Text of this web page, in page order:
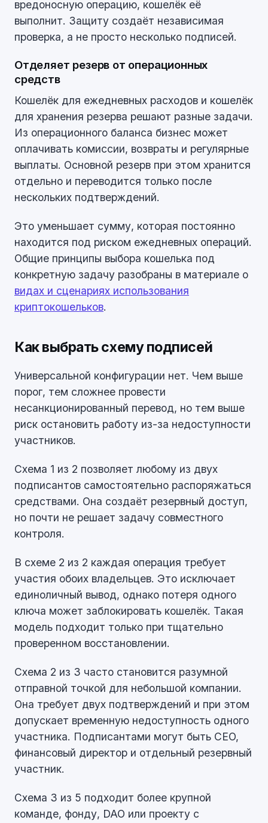
вредоносную операцию, кошелёк её
выполнит. Защиту создаёт независимая
проверка, а не просто несколько подписей.
Отделяет резерв от операционных
средств
Кошелёк для ежедневных расходов и кошелёк
для хранения резерва решают разные задачи.
Из операционного баланса бизнес может
оплачивать комиссии, возвраты и регулярные
выплаты. Основной резерв при этом хранится
отдельно и переводится только после
нескольких подтверждений.
Это уменьшает сумму, которая постоянно
находится под риском ежедневных операций.
Общие принципы выбора кошелька под
конкретную задачу разобраны в материале о
видах и сценариях использования
криптокошельков.
Как выбрать схему подписей
Универсальной конфигурации нет. Чем выше
порог, тем сложнее провести
несанкционированный перевод, но тем выше
риск остановить работу из-за недоступности
участников.
Схема 1 из 2 позволяет любому из двух
подписантов самостоятельно распоряжаться
средствами. Она создаёт резервный доступ,
но почти не решает задачу совместного
контроля.
В схеме 2 из 2 каждая операция требует
участия обоих владельцев. Это исключает
единоличный вывод, однако потеря одного
ключа может заблокировать кошелёк. Такая
модель подходит только при тщательно
проверенном восстановлении.
Схема 2 из 3 часто становится разумной
отправной точкой для небольшой компании.
Она требует двух подтверждений и при этом
допускает временную недоступность одного
участника. Подписантами могут быть CEO,
финансовый директор и отдельный резервный
участник.
Схема 3 из 5 подходит более крупной
команде, фонду, DAO или проекту с